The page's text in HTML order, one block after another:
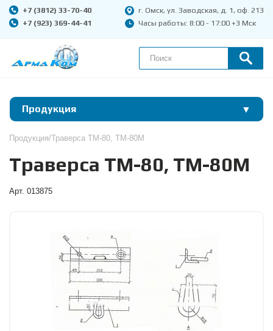
+7 (3812) 33-70-40
+7 (923) 369-44-41
г. Омск, ул. Заводская, д. 1, оф. 213
Часы работы: 8:00 - 17:00 +3 Мск
Продукция
Продукция Траверса ТМ-80, ТМ-80М
Траверса ТМ-80, ТМ-80М
Арт. 013875